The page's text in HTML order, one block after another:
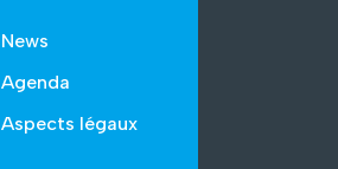
News
Agenda
Aspects légaux